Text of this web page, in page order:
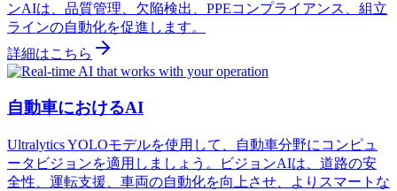
ンAIは、品質管理、欠陥検出、PPEコンプライアンス、組立
ラインの自動化を促進します。
詳細はこちら
自動車におけるAI
Ultralytics YOLOモデルを使用して、自動車分野にコンピュ
ータビジョンを適用しましょう。ビジョンAIは、道路の安
全性、運転支援、車両の自動化を向上させ、よりスマートな